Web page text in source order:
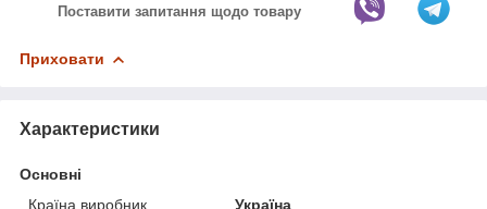
Поставити запитання щодо товару
Приховати
Характеристики
Основні
Країна виробник
Україна